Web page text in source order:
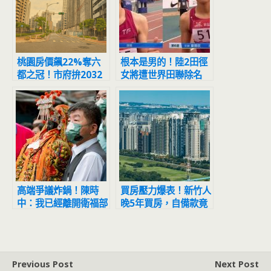
桃園房價飆22%奪六
都之冠！市府拚2032
年前蓋3萬戶社宅救民
怨
根本是男的！陸2田徑
女將遭世界田聯除名
驚人嗓音曝光
高端爭議炸鍋！陳時
中：我已經離開衛福部
買房壓力爆表！新竹人
晚5年買房，自備款竟
Previous Post Next Post